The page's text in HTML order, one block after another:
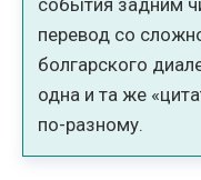
события задним
перевод со
болгарского
одна и та же
по-разному.